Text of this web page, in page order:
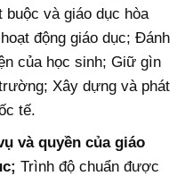
và giáo dục hòa
động giáo dục; Đánh
của học sinh; Giữ gìn
Xây dựng và phát
tế.
và quyền của giáo
Trình độ chuẩn được